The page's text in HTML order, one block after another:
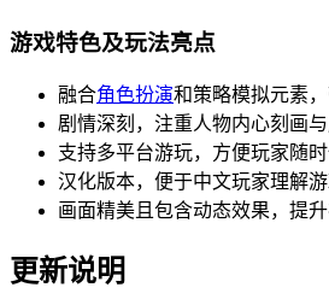
游戏特色及玩法亮点
融合角色扮演和策略模拟元素
剧情深刻，注重人物内心刻画
支持多平台游玩，方便玩家随
汉化版本，便于中文玩家理解
画面精美且包含动态效果，提
更新说明